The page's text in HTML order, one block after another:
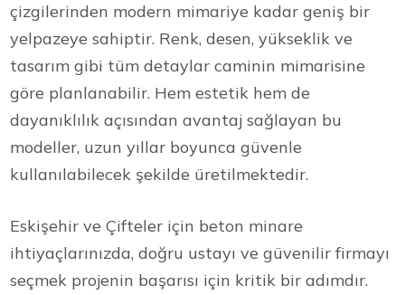
çizgilerinden modern mimariye kadar geniş bir
yelpazeye sahiptir. Renk, desen, yükseklik ve
tasarım gibi tüm detaylar caminin mimarisine
göre planlanabilir. Hem estetik hem de
dayanıklılık açısından avantaj sağlayan bu
modeller, uzun yıllar boyunca güvenle
kullanılabilecek şekilde üretilmektedir.
Eskişehir ve Çifteler için beton minare
ihtiyaçlarınızda, doğru ustayı ve güvenilir firmayı
seçmek projenin başarısı için kritik bir adımdır.